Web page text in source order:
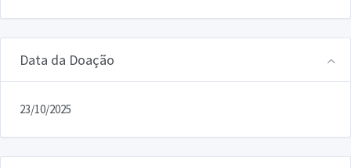
Data da Doação
23/10/2025